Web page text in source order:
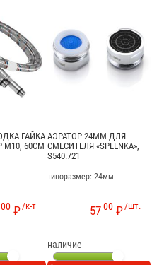
ГАЙКА
М10, 60СМ
/к-т
00 ₽
АЭРАТОР 24ММ ДЛЯ
СМЕСИТЕЛЯ «SPLENKA»,
S540.721
типоразмер: 24мм
/шт.
5700 ₽
наличие